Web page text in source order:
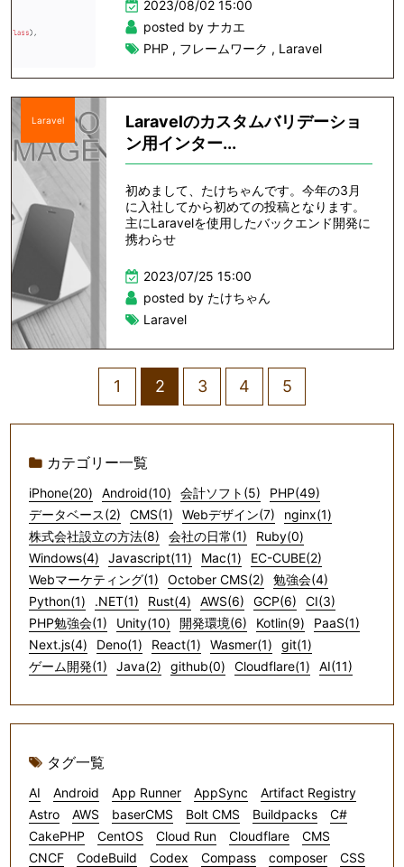
2023/08/02 15:00
posted by ナカエ
PHP , フレームワーク , Laravel
Laravel
Laravelのカスタムバリデーショ
ン用インター...
初めまして、たけちゃんです。今年の3月
に入社してから初めての投稿となります。
主にLaravelを使用したバックエンド開発に
携わらせ
2023/07/25 15:00
posted by たけちゃん
Laravel
1 2 3 4 5
カテゴリー一覧
iPhone(20) Android(10) 会計ソフト(5)
PHP(49)
データベース(2)
CMS(1) Webデザイン(7)
nginx(1)
株式会社設立の方法(8)
会社の日常(1)
Ruby(0)
Windows(4)
Javascript(11) Mac(1)
EC-CUBE(2)
Webマーケティング(1)
October CMS(2)
勉強会(4)
Python(1)
.NET(1) Rust(4) AWS(6) GCP(6)
CI(3)
PHP勉強会(1)
Unity(10) 開発環境(6) Kotlin(9)
PaaS(1)
Next.js(4)
Deno(1) React(1) Wasmer(1)
git(1)
ゲーム開発(1)
Java(2) github(0) Cloudflare(1) AI(11)
タグ一覧
AI Android App Runner AppSync
Artifact Registry
Astro
AWS baserCMS Bolt CMS Buildpacks
C#
CakePHP
CentOS Cloud Run Cloudflare
CMS
CNCF
CodeBuild Codex Compass composer
CSS